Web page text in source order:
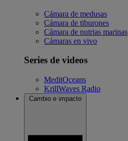
Cámara de medusas
Cámara de tiburones
Cámara de nutrias marinas
Cámaras en vivo
Series de videos
MeditOceans
KrillWaves Radio
Cambio e impacto